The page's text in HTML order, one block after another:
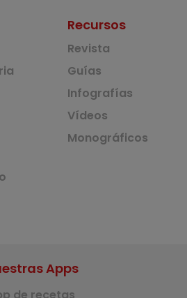
Recursos
Revista
Guías
Infografías
Vídeos
Monográficos
Apps
de recetas